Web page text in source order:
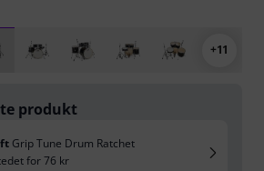
+11
produkt
Grip Tune Drum Ratchet
for76 kr